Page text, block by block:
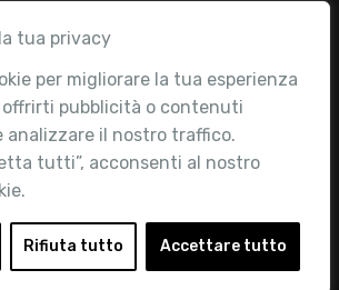
tua privacy
per migliorare la tua esperienza
offrirti pubblicità o contenuti
analizzare il nostro traffico.
tutti”, acconsenti al nostro
Rifiuta tutto Accettare tutto